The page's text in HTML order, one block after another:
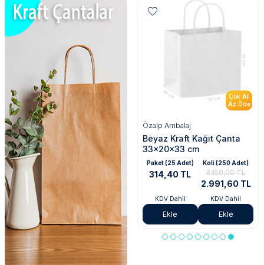
Keşfet
ÇokAl
Öde
Özalp Ambalaj
Beyaz Kraft Kağıt Çanta
33x20x33 cm
Paket (25 Adet)
314,40 TL
KDV Dahil
Ekle
Koli (250 Adet)
3.150,00 TL
2.991,60 TL
KDV Dahil
Ekle
Çok Al
Az Öde
Özalp Ambalaj
Kahverengi Kraft Kağıt
Çanta 20x10x22 cm
Paket (25 Adet)
194,40 TL
KDV Dahil
Ekle
Koli (600 Adet)
4.680,00 TL
4.446,00 TL
KDV Dahil
Ekle